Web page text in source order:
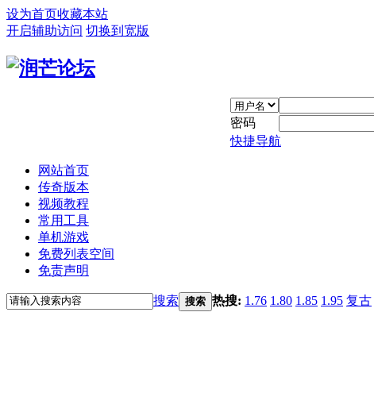
设为首页收藏本站
开启辅助访问 切换到宽版
密码
快捷导航
网站首页
传奇版本
视频教程
常用工具
单机游戏
免费列表空间
免责声明
搜索 搜索 热搜: 1.76 1.80 1.85 1.95 复古